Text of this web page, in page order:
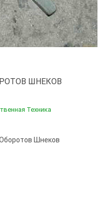
ШНЕКОВ
Техника
Шнеков